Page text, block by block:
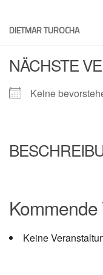
content
DIETMAR TUROCHA
NÄCHSTE
Keine
Keine